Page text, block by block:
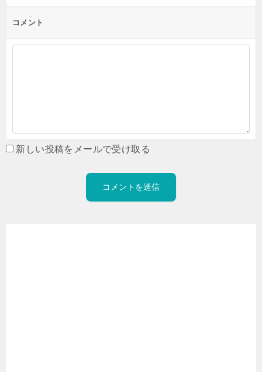
コメント
新しい投稿をメールで受け取る